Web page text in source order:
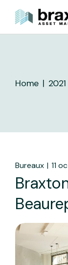
content
Home 2021
Bureaux 11